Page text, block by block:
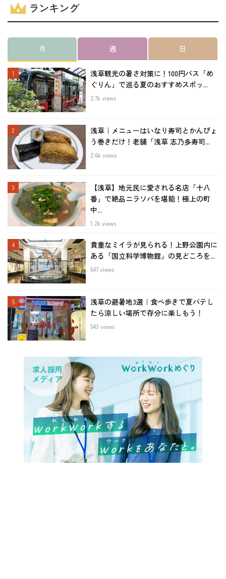
ランキング
月 週 日
浅草観光の暑さ対策に！100円バス「め
ぐりん」で巡る夏のおすすめスポッ...
2.7k views
浅草｜メニューはいなり寿司とかんぴょ
う巻きだけ！老舗「浅草 志乃多寿司...
2.6k views
【浅草】地元民に愛される名店「十八
番」で絶品ニラソバを堪能！極上の町
中...
1.2k views
貴重なミイラが見られる！上野公園内に
ある「国立科学博物館」の見どころを...
547 views
浅草の避暑地3選｜食べ歩きで夏バテし
たら涼しい場所で存分に楽しもう！
543 views